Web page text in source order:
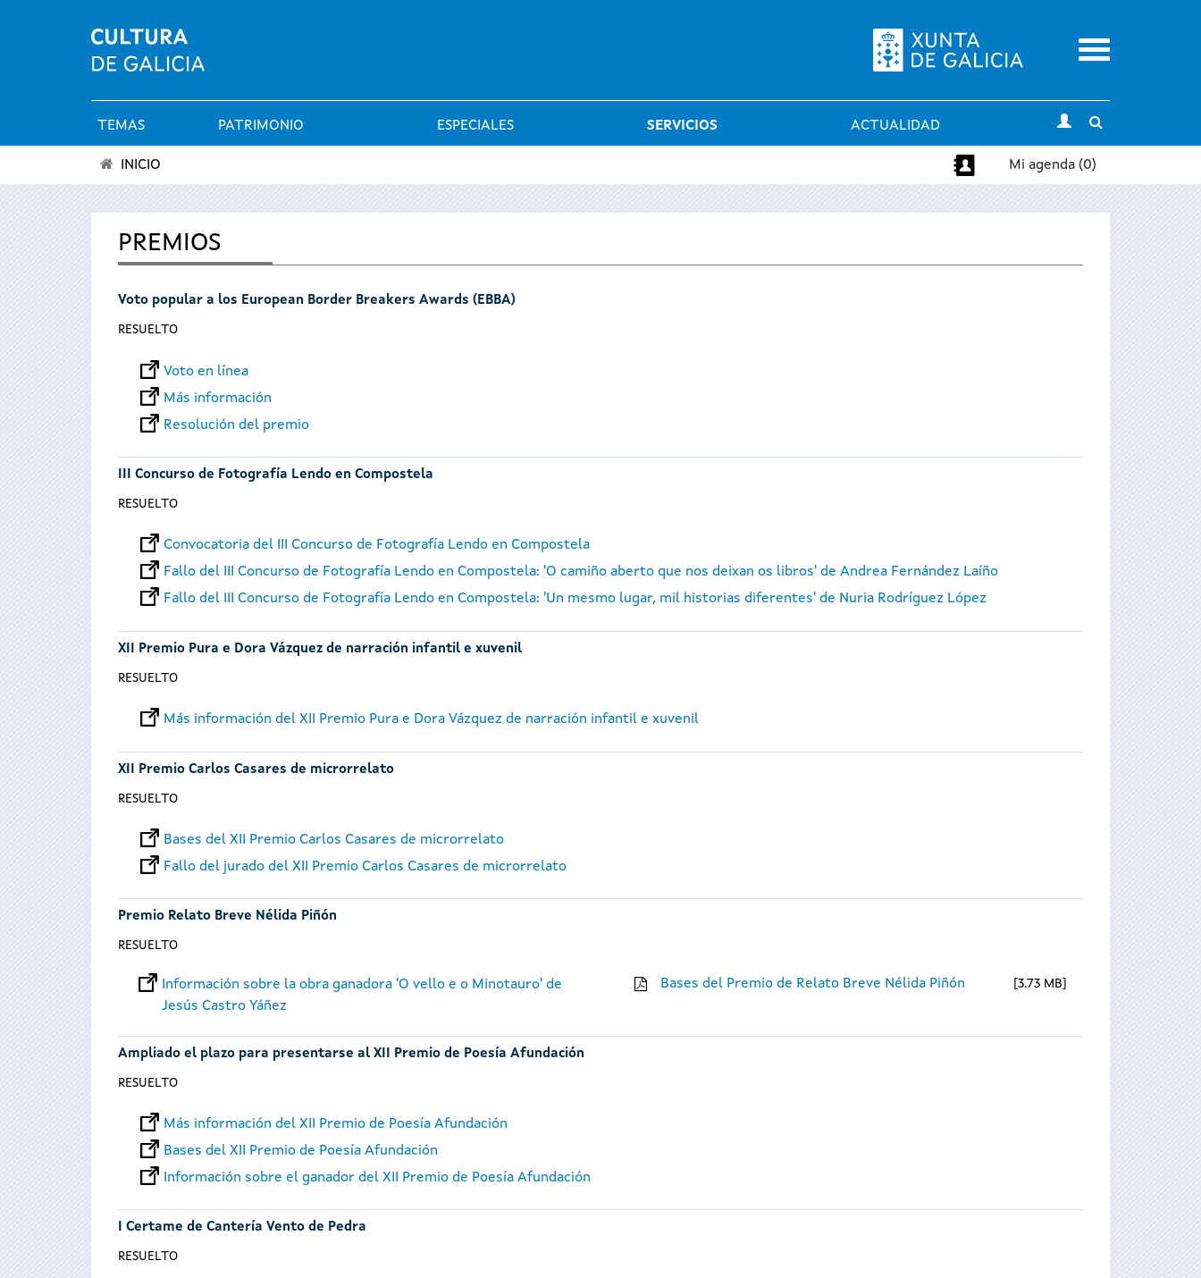
Menu
Menú
principal
TEMAS PATRIMONIO ESPECIALES SERVICIOS ACTUALIDAD
search
encuentra
aquí
INICIO Mi agenda (0)
PREMIOS
Voto popular a los European Border Breakers Awards (EBBA)
RESUELTO
Voto en línea
Más información
Resolución del premio
III Concurso de Fotografía Lendo en Compostela
RESUELTO
Convocatoria del III Concurso de Fotografía Lendo en Compostela
Fallo del III Concurso de Fotografía Lendo en Compostela: 'O camiño aberto que nos deixan os libros' de Andrea Fernández Laíño
Fallo del III Concurso de Fotografía Lendo en Compostela: 'Un mesmo lugar, mil historias diferentes' de Nuria Rodríguez López
XII Premio Pura e Dora Vázquez de narración infantil e xuvenil
RESUELTO
Más información del XII Premio Pura e Dora Vázquez de narración infantil e xuvenil
XII Premio Carlos Casares de microrrelato
RESUELTO
Bases del XII Premio Carlos Casares de microrrelato
Fallo del jurado del XII Premio Carlos Casares de microrrelato
Premio Relato Breve Nélida Piñón
RESUELTO
Información sobre la obra ganadora 'O vello e o Minotauro' de
Jesús Castro Yáñez
Bases del Premio de Relato Breve Nélida Piñón 3.73 MB
Ampliado el plazo para presentarse al XII Premio de Poesía Afundación
RESUELTO
Más información del XII Premio de Poesía Afundación
Bases del XII Premio de Poesía Afundación
Información sobre el ganador del XII Premio de Poesía Afundación
I Certame de Cantería Vento de Pedra
RESUELTO